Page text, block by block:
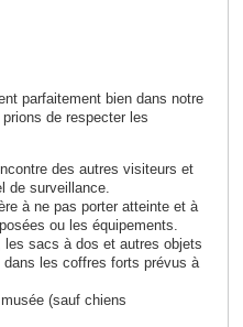
parfaitement bien dans notre
de respecter les
des autres visiteurs et
de surveillance.
à ne pas porter atteinte et à
ou les équipements.
les sacs à dos et autres objets
les coffres forts prévus à
(sauf chiens